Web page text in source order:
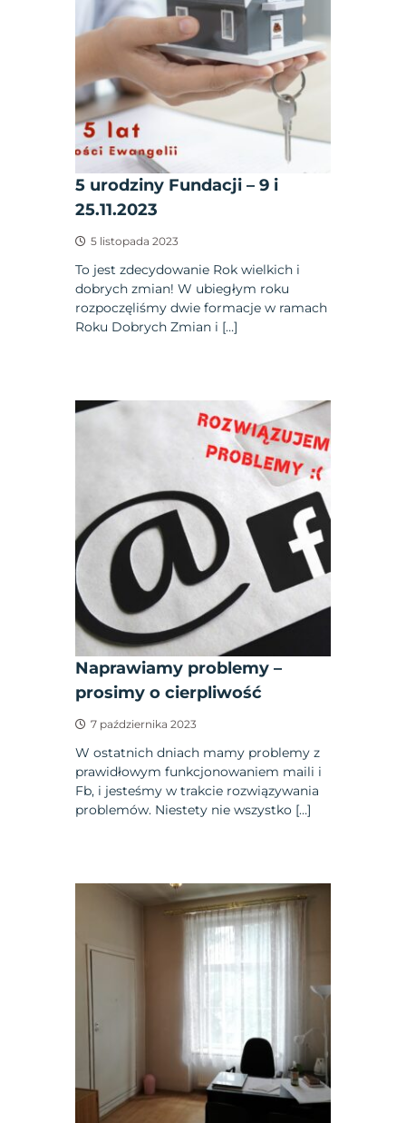
5 urodziny Fundacji – 9 i
25.11.2023
5 listopada 2023
To jest zdecydowanie Rok wielkich i
dobrych zmian! W ubiegłym roku
rozpoczęliśmy dwie formacje w ramach
Roku Dobrych Zmian i […]
Naprawiamy problemy –
prosimy o cierpliwość
7 października 2023
W ostatnich dniach mamy problemy z
prawidłowym funkcjonowaniem maili i
Fb, i jesteśmy w trakcie rozwiązywania
problemów. Niestety nie wszystko […]